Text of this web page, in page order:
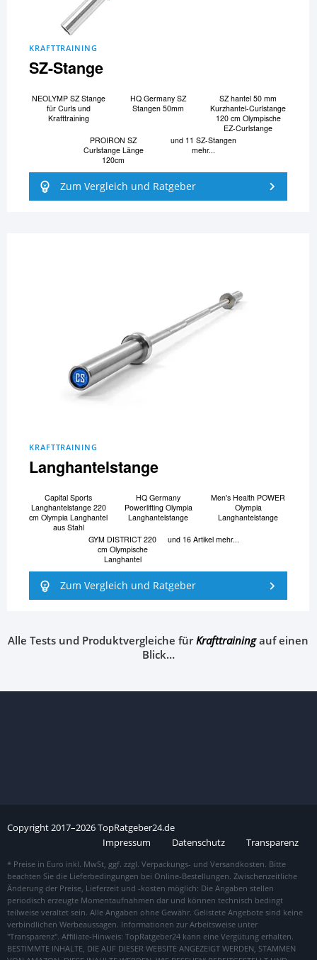
KRAFTTRAINING
SZ-Stange
NEOLYMP SZ Stange
für Curls und
Krafttraining
HQ Germany SZ
Stangen 50mm
SZ hantel 50 mm
Kurzhantel-Curlstange
120 cm Olympische
EZ-Curlstange
PROIRON SZ
Curlstange Länge
120cm
und 11 SZ-Stangen
mehr...
Zum Vergleich und Ratgeber
KRAFTTRAINING
Langhantelstange
Capital Sports
Langhantelstange 220
cm Olympia Langhantel
aus Stahl
HQ Germany
Powerlifting Olympia
Langhantelstange
Men's Health POWER
Olympia
Langhantelstange
GYM DISTRICT 220
cm Olympische
Langhantel
und 16 Artikel mehr...
Zum Vergleich und Ratgeber
Alle Tests und Produktvergleiche fürKrafttrainingauf einen
Blick…
Copyright2017–2026TopRatgeber24.de
Impressum
Datenschutz Transparenz